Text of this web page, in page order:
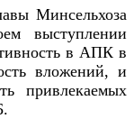
Минсельхоза
выступлении
в АПК в
вложений, и
привлекаемых